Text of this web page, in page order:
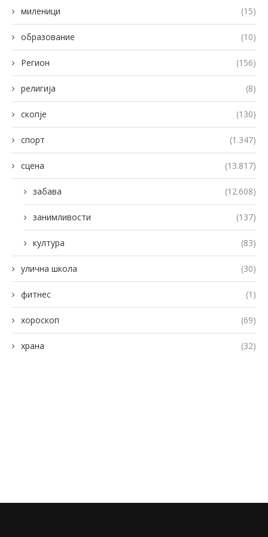
миленици (15)
образование (10)
Регион (156)
религија (8)
скопје (130)
спорт (1.347)
сцена (13.817)
забава (12.608)
занимливости (137)
култура (83)
улична школа (30)
фитнес (1)
хороскоп (69)
храна (32)